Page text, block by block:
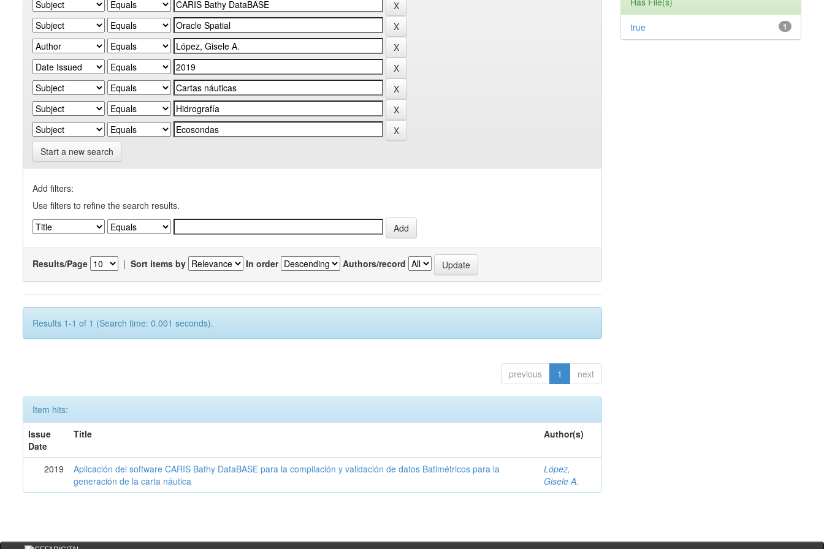
Start a new search
Add filters:
Use filters to refine the search results.
Results/Page | Sort items by In order Authors/record
Results 1-1 of 1 (Search time: 0.001 seconds).
previous 1 next
Item hits:
Issue
Date
Title Author(s)
2019
Aplicación del software CARIS Bathy DataBASE para la compilación y validación de datos Batimétricos para la
generación de la carta náutica
López,
Gisele A.
1
true